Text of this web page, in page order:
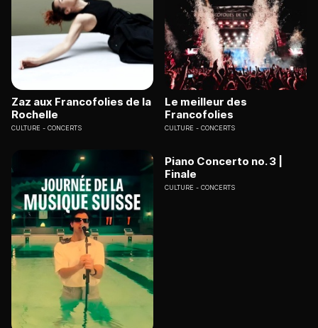
Zaz aux Francofolies de la
Rochelle
CULTURE CONCERTS
Le meilleur des
Francofolies
CULTURE CONCERTS
Piano Concerto no. 3 |
Finale
CULTURE CONCERTS